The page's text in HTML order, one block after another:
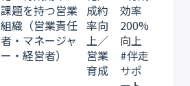
課題を持つ営業
組織（営業責任
者・マネージャ
ー・経営者）
成約
率向
上／
営業
育成
効率
200%
向上
#伴走
サポ